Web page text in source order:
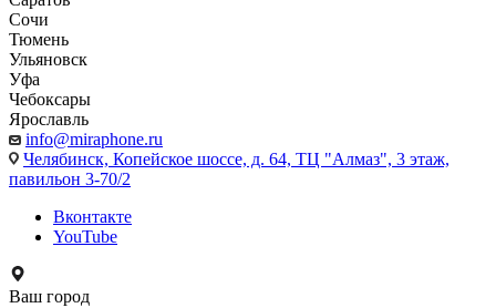
Сочи
Тюмень
Ульяновск
Уфа
Чебоксары
Ярославль
info@miraphone.ru
Челябинск, Копейское шоссе, д. 64, ТЦ "Алмаз", 3 этаж,
павильон 3-70/2
Вконтакте
YouTube
Ваш город